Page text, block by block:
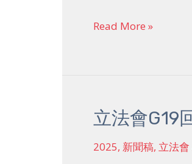
司
案
Read More »
立法會G19
2025, 新聞稿, 立法會
立
會